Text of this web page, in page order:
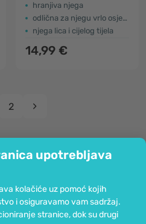
upotrebljava
kolačiće uz pomoć kojih
i osiguravamo vam sadržaj.
stranice, dok su drugi
hranjiva njega
odlična za njegu vrlo osjetljive i suhe kože
njega lica i cijelog tijela
14,99 €
2